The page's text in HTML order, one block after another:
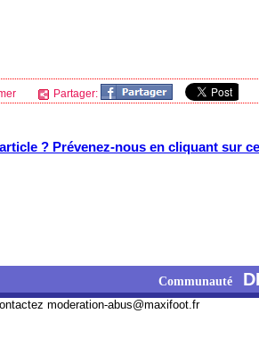
Partager:
? Prévenez-nous en cliquant sur
Communauté
moderation-abus@maxifoot.fr